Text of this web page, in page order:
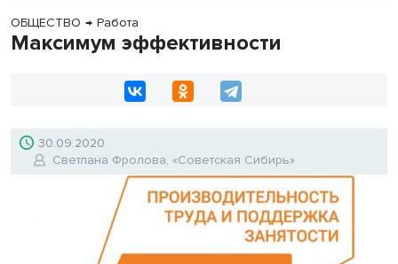
ОБЩЕСТВО → Работа
Максимум эффективности
30.09.2020
Светлана Фролова, «Советская Сибирь»